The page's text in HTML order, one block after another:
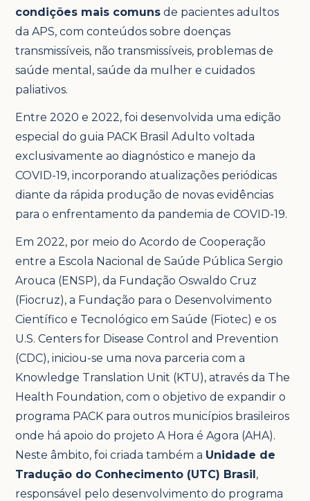
condições mais comuns de pacientes adultos
da APS, com conteúdos sobre doenças
transmissíveis, não transmissíveis, problemas de
saúde mental, saúde da mulher e cuidados
paliativos.
Entre 2020 e 2022, foi desenvolvida uma edição
especial do guia PACK Brasil Adulto voltada
exclusivamente ao diagnóstico e manejo da
COVID-19, incorporando atualizações periódicas
diante da rápida produção de novas evidências
para o enfrentamento da pandemia de COVID-19.
Em 2022, por meio do Acordo de Cooperação
entre a Escola Nacional de Saúde Pública Sergio
Arouca (ENSP), da Fundação Oswaldo Cruz
(Fiocruz), a Fundação para o Desenvolvimento
Científico e Tecnológico em Saúde (Fiotec) e os
U.S. Centers for Disease Control and Prevention
(CDC), iniciou-se uma nova parceria com a
Knowledge Translation Unit (KTU), através da The
Health Foundation, com o objetivo de expandir o
programa PACK para outros municípios brasileiros
onde há apoio do projeto A Hora é Agora (AHA).
Neste âmbito, foi criada também a Unidade de
Tradução do Conhecimento (UTC) Brasil,
responsável pelo desenvolvimento do programa